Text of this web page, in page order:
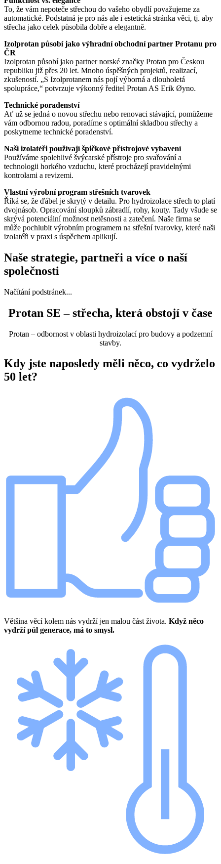
To, že vám nepoteče střechou do vašeho obydlí považujeme za
automatické. Podstatná je pro nás ale i estetická stránka věci, tj. aby
střecha jako celek působila dobře a elegantně.
Izolprotan působí jako výhradní obchodní partner Protanu pro
ČR
Izolprotan působí jako partner norské značky Protan pro Českou
republiku již přes 20 let. Mnoho úspěšných projektů, realizací,
zkušeností. „S Izolprotanem nás pojí výborná a dlouholetá
spolupráce,“ potvrzuje výkonný ředitel Protan AS Erik Øyno.
Technické poradenství
Ať už se jedná o novou střechu nebo renovaci stávající, pomůžeme
vám odbornou radou, poradíme s optimální skladbou střechy a
poskytneme technické poradenství.
Naši izolatéři používají špičkové přístrojové vybavení
Používáme spolehlivé švýcarské přístroje pro svařování a
technologii horkého vzduchu, které procházejí pravidelnými
kontrolami a revizemi.
Vlastní výrobní program střešních tvarovek
Říká se, že ďábel je skrytý v detailu. Pro hydroizolace střech to platí
dvojnásob. Opracování sloupků zábradlí, rohy, kouty. Tady všude se
skrývá potenciální možnost netěsnosti a zatečení. Naše firma se
může pochlubit výrobním programem na střešní tvarovky, které naši
izolatéři v praxi s úspěchem aplikují.
Naše strategie, partneři a více o naší
společnosti
Načítání podstránek...
Protan SE – střecha, která obstojí v čase
Protan – odbornost v oblasti hydroizolací pro budovy a podzemní
stavby.
Kdy jste naposledy měli něco, co vydrželo
50 let?
Většina věcí kolem nás vydrží jen malou část života. Když něco
vydrží půl generace, má to smysl.